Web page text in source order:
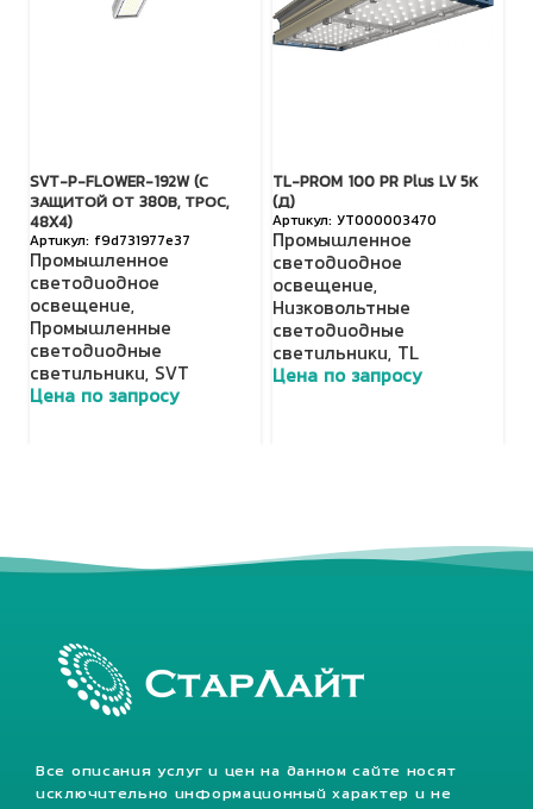
SVT-P-FLOWER-192W (С
ЗАЩИТОЙ ОТ 380В, ТРОС,
48X4)
f9d731977e37
Промышленное
светодиодное
освещение,
Промышленные
светодиодные
светильники, SVT
Цена по запросу
TL-PROM 100 PR Plus LV 5К
(Д)
УТ000003470
Промышленное
светодиодное
освещение,
Низковольтные
светодиодные
светильники, TL
Цена по запросу
Все описания услуг и цен на данном сайте носят
исключительно информационный характер и не